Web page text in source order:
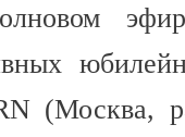
(Москва,